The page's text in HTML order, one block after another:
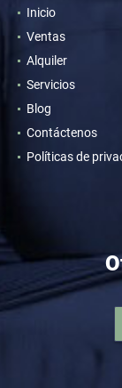
Inicio
Ventas
Alquiler
Servicios
Blog
Contáctenos
Políticas de